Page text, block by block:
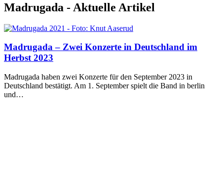
Madrugada - Aktuelle Artikel
Madrugada – Zwei Konzerte in Deutschland im
Herbst 2023
Madrugada haben zwei Konzerte für den September 2023 in
Deutschland bestätigt. Am 1. September spielt die Band in berlin
und…